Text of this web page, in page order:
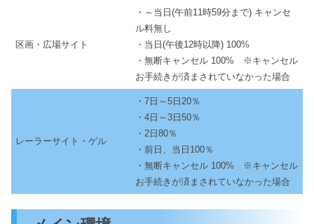
区画・広場サイト
・～当日(午前11時59分まで) キャンセ
ル料無し
・当日(午後12時以降) 100%
・無断キャンセル 100% ※キャンセル
お手続きが済まされていなかった場合
レーラーサイト・ゲル
・7日～5日20％
・4日～3日50％
・2日80％
・前日、当日100％
・無断キャンセル 100% ※キャンセル
お手続きが済まされていなかった場合